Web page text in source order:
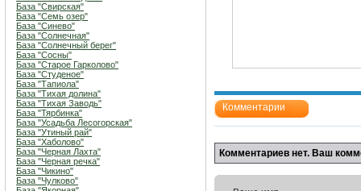
База "Свирская"
База "Семь озер"
База "Синево"
База "Солнечная"
База "Солнечный берег"
База "Сосны"
База "Старое Гарколово"
База "Студеное"
База "Тапиола"
База "Тихая долина"
База "Тихая Заводь"
База "Тярбинка"
База "Усадьба Лесогорская"
База "Утиный рай"
База "Хаболово"
База "Черная Лахта"
База "Черная речка"
База "Чикино"
База "Чулково"
Комментарии
Комментариев нет. Ваш